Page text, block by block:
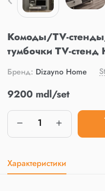
Комоды/TV-
тумбочки TV-стенд
Бренд: Dizayno Home
9200 mdl/set
Характеристики